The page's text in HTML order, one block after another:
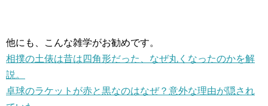
他にも、こんな雑学がお勧めです。
相撲の土俵は昔は四角形だった、なぜ丸くなったのかを解
説。
卓球のラケットが赤と黒なのはなぜ？意外な理由が隠され